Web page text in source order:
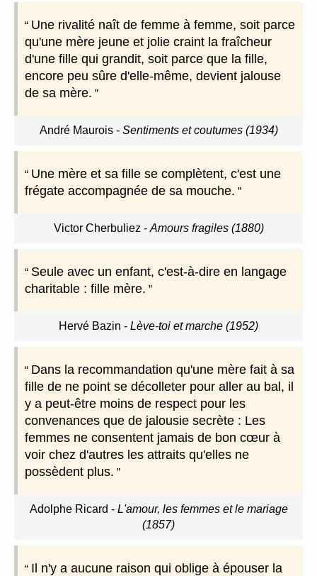
Une rivalité naît de femme à femme, soit parce
qu'une mère jeune et jolie craint la fraîcheur
d'une fille qui grandit, soit parce que la fille,
encore peu sûre d'elle-même, devient jalouse
de sa mère.
André Maurois- Sentiments et coutumes (1934)
Une mère et sa fille se complètent, c'est une
frégate accompagnée de sa mouche.
Victor Cherbuliez - Amours fragiles (1880)
Seule avec un enfant, c'est-à-dire en langage
charitable : fille mère.
Hervé Bazin - Lève-toi et marche (1952)
Dans la recommandation qu'une mère fait à sa
fille de ne point se décolleter pour aller au bal, il
y a peut-être moins de respect pour les
convenances que de jalousie secrète : Les
femmes ne consentent jamais de bon cœur à
voir chez d'autres les attraits qu'elles ne
possèdent plus.
Adolphe Ricard - L'amour, les femmes et le mariage
(1857)
Il n'y a aucune raison qui oblige à épouser la